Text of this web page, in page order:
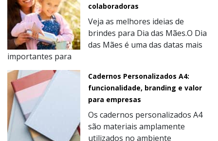
colaboradoras
Veja as melhores ideias de
brindes para Dia das Mães.O Dia
das Mães é uma das datas mais
importantes para
Cadernos Personalizados A4:
funcionalidade, branding e valor
para empresas
Os cadernos personalizados A4
são materiais amplamente
utilizados no ambiente